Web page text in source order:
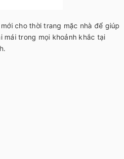
cho thời trang mặc nhà để giúp
mái trong mọi khoảnh khắc tại